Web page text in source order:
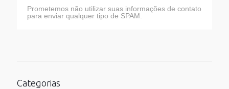
Prometemos não utilizar suas informações de contato
para enviar qualquer tipo de SPAM.
Categorias